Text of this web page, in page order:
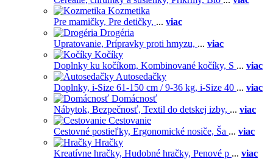
Kozmetika
Pre mamičky, Pre detičky, ... viac
Drogéria
Upratovanie, Prípravky proti hmyzu, ... viac
Kočíky
Doplnky ku kočíkom, Kombinované kočíky, S ... viac
Autosedačky
Doplnky, i-Size 61-150 cm / 9-36 kg, i-Size 40 ... viac
Domácnosť
Nábytok, Bezpečnosť, Textil do detskej izby, ... viac
Cestovanie
Cestovné postieľky, Ergonomické nosiče, Ša ... viac
Hračky
Kreatívne hračky, Hudobné hračky, Penové p ... viac